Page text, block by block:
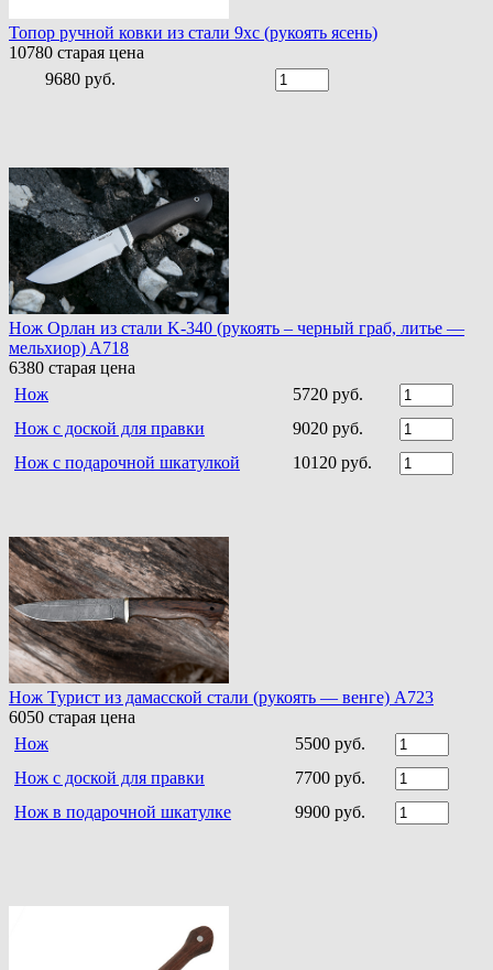
Топор ручной ковки из стали 9хс (рукоять ясень)
10780 старая цена
9680 руб.
Нож Орлан из стали K-340 (рукоять – черный граб, литье —
мельхиор) A718
6380 старая цена
Нож
5720 руб.
Нож с доской для правки
9020 руб.
Нож с подарочной шкатулкой
10120 руб.
Нож Турист из дамасской стали (рукоять — венге) A723
6050 старая цена
Нож
5500 руб.
Нож с доской для правки
7700 руб.
Нож в подарочной шкатулке
9900 руб.